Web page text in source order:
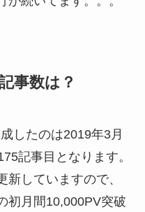
事数は？
したのは2019年3月
記事目となります。
していますので、
初月間10,000PV突破